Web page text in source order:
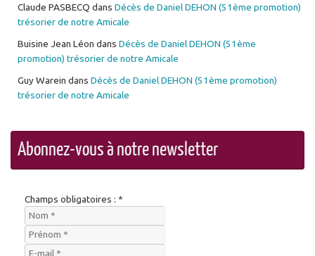
Claude PASBECQ dans Décès de Daniel DEHON (51ème promotion)
trésorier de notre Amicale
Buisine Jean Léon dans Décès de Daniel DEHON (51ème
promotion) trésorier de notre Amicale
Guy Warein dans Décès de Daniel DEHON (51ème promotion)
trésorier de notre Amicale
Abonnez-vous à notre newsletter
Champs obligatoires : *